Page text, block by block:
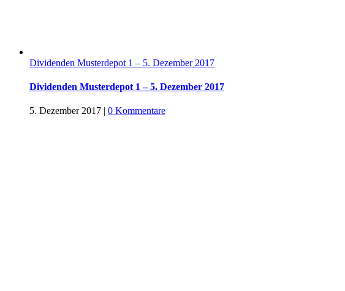
Dividenden Musterdepot 1 – 5. Dezember 2017
Dividenden Musterdepot 1 – 5. Dezember 2017
5. Dezember 2017 | 0 Kommentare